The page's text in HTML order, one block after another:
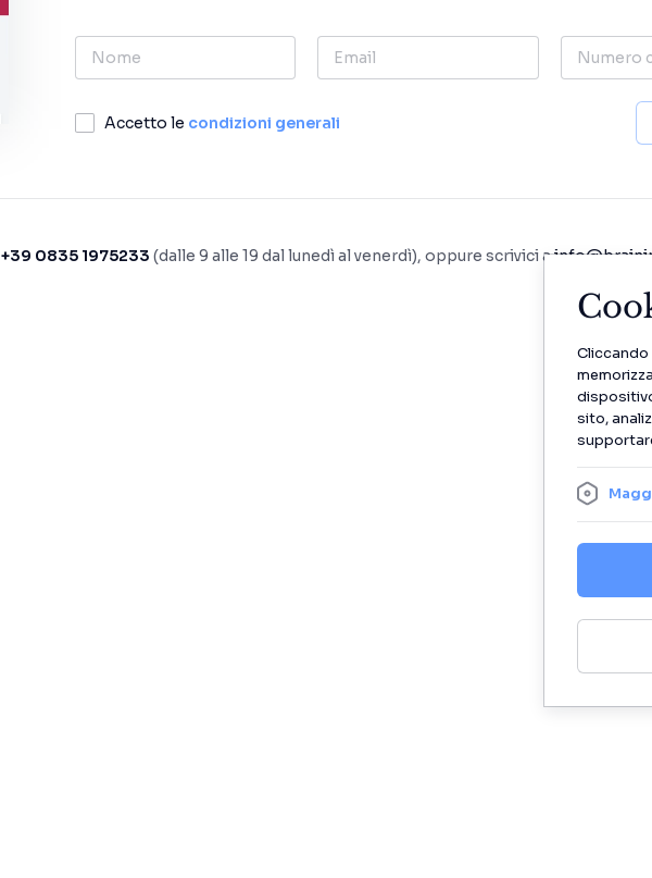
Nome Email Numero
Accetto le condizioni generali
+39 0835 1975233 (dalle 9 alle 19 dal lunedì al venerdì), oppure scrivici a
sito,